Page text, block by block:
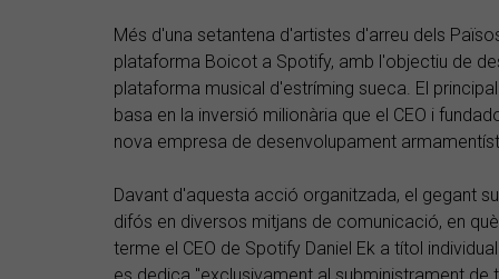
Més d'una setantena d'artistes d'arreu dels
plataforma Boicot a Spotify, amb l'objectiu de
plataforma musical d'estríming sueca. El
basa en la inversió milionària que el CEO i
nova empresa de desenvolupament
Davant d'aquesta acció organitzada, el gegant
difós en diversos mitjans de comunicació, en
terme el CEO de Spotify Daniel Ek a títol